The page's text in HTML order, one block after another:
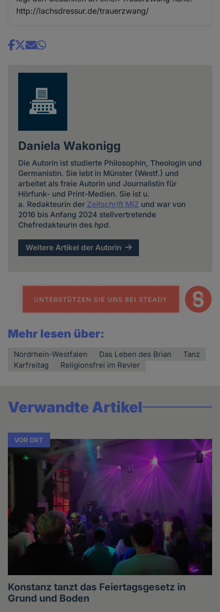
http://lachsdressur.de/trauerzwang/
Share
Daniela Wakonigg
Die Autorin ist studierte Philosophin, Theologin und
Germanistin. Sie lebt in Münster (Westf.) und
arbeitet als freie Autorin und Journalistin für
Hörfunk- und Print-Medien. Sie ist u.
a. Redakteurin der Zeitschrift MIZ und war von
2016 bis Anfang 2024 stellvertretende
Chefredakteurin des hpd.
Weitere Artikel der Autorin
Mehr lesen über:
Nordrhein-Westfalen Das Leben des Brian
Tanz
Karfreitag
Religionsfrei im Revier
Verwandte Artikel
VOR ORT
Konstanz tanzt das Feiertagsgesetz in
Grund und Boden